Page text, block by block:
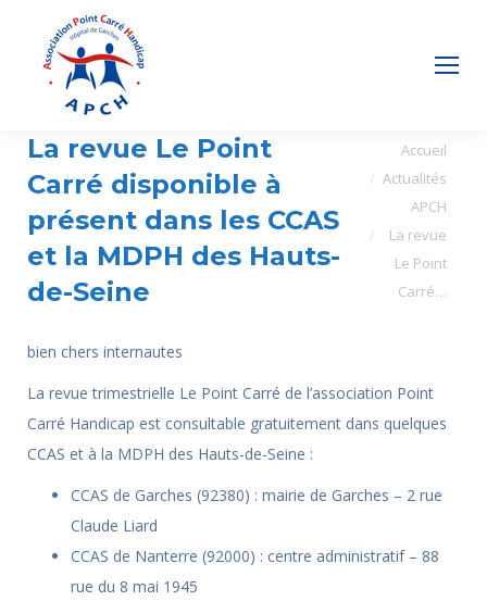
La revue Le Point
Carré disponible à
présent dans les CCAS
et la MDPH des Hauts-
de-Seine
Vous êtes ici :
Accueil
Actualités
APCH
La revue
Le Point
Carré…
bien chers internautes
La revue trimestrielle Le Point Carré de l’association Point
Carré Handicap est consultable gratuitement dans quelques
CCAS et à la MDPH des Hauts-de-Seine :
CCAS de Garches (92380) : mairie de Garches – 2 rue
Claude Liard
CCAS de Nanterre (92000) : centre administratif – 88
rue du 8 mai 1945